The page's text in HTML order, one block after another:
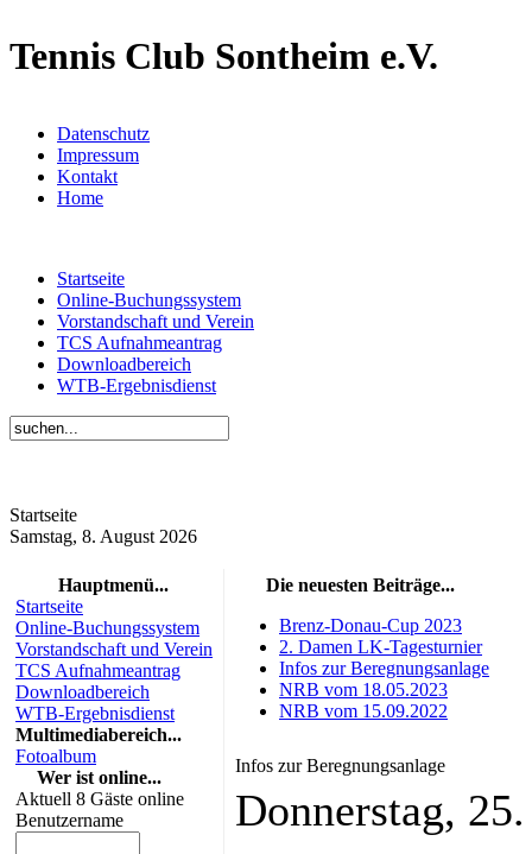
Tennis Club Sontheim e.V.
Datenschutz
Impressum
Kontakt
Home
Startseite
Online-Buchungssystem
Vorstandschaft und Verein
TCS Aufnahmeantrag
Downloadbereich
WTB-Ergebnisdienst
Startseite
Samstag, 8. August 2026
Hauptmenü...
Startseite
Online-Buchungssystem
Vorstandschaft und Verein
TCS Aufnahmeantrag
Downloadbereich
WTB-Ergebnisdienst
Multimediabereich...
Fotoalbum
Wer ist online...
Aktuell 8 Gäste online
Benutzername
Die neuesten Beiträge...
Brenz-Donau-Cup 2023
2. Damen LK-Tagesturnier
Infos zur Beregnungsanlage
NRB vom 18.05.2023
NRB vom 15.09.2022
Infos zur Beregnungsanlage
Donnerstag,